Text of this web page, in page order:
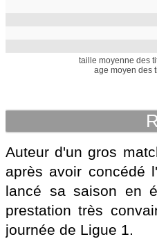
taille moyenne des
age moyen des
Auteur d'un gros
après avoir concédé
lancé sa saison en
prestation très
journée de Ligue 1.